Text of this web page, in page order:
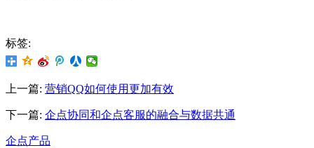
标签:
上一篇: 营销QQ如何使用更加有效
下一篇: 企点协同和企点客服的融合与数据共通
企点产品